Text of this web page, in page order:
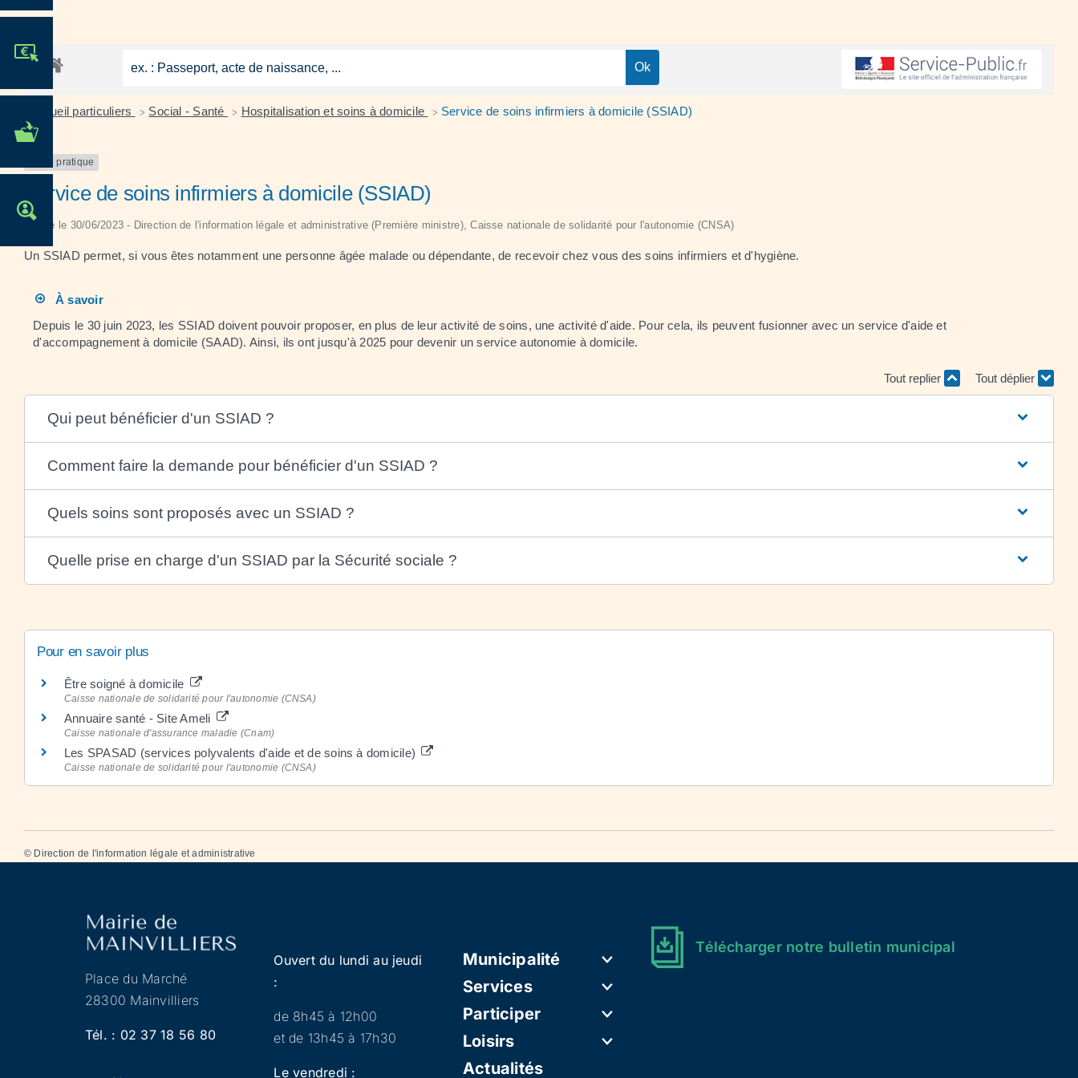
MES DÉMARCHES
Accueil particuliers > Social - Santé > Hospitalisation et soins à domicile > Service de soins infirmiers à domicile (SSIAD)
Fiche pratique
Service de soins infirmiers à domicile (SSIAD)
Vérifié le 30/06/2023 - Direction de l'information légale et administrative (Première ministre), Caisse nationale de solidarité pour l'autonomie (CNSA)
Un SSIAD permet, si vous êtes notamment une personne âgée malade ou dépendante, de recevoir chez vous des soins infirmiers et d'hygiène.
À savoir
Depuis le 30 juin 2023, les SSIAD doivent pouvoir proposer, en plus de leur activité de soins, une activité d'aide. Pour cela, ils peuvent fusionner avec un service d'aide et
d'accompagnement à domicile (SAAD). Ainsi, ils ont jusqu'à 2025 pour devenir un service autonomie à domicile.
Tout replier Tout déplier
Qui peut bénéficier d'un SSIAD ?
Comment faire la demande pour bénéficier d'un SSIAD ?
Quels soins sont proposés avec un SSIAD ?
Quelle prise en charge d'un SSIAD par la Sécurité sociale ?
Pour en savoir plus
Être soigné à domicile
Caisse nationale de solidarité pour l'autonomie (CNSA)
Annuaire santé - Site Ameli
Caisse nationale d'assurance maladie (Cnam)
Les SPASAD (services polyvalents d'aide et de soins à domicile)
Caisse nationale de solidarité pour l'autonomie (CNSA)
© Direction de l'information légale et administrative
Place du Marché
28300 Mainvilliers
Tél. : 02 37 18 56 80
Ouvert du lundi au jeudi
:
de 8h45 à 12h00
et de 13h45 à 17h30
Le vendredi :
Municipalité
Services
Participer
Loisirs
Actualités
Télécharger notre bulletin municipal